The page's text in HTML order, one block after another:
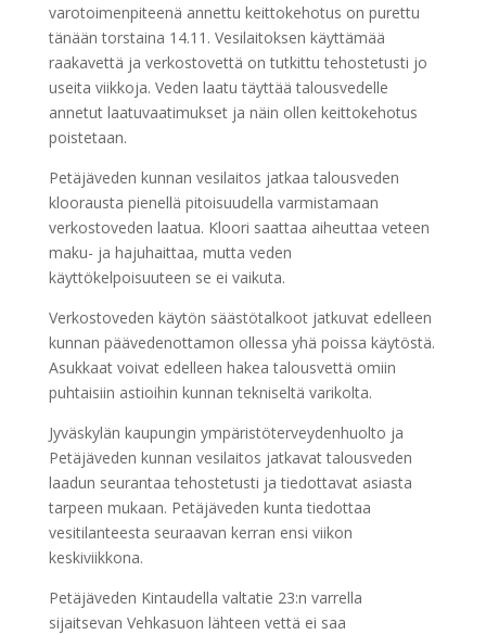
varotoimenpiteenä annettu keittokehotus on purettu
tänään torstaina 14.11. Vesilaitoksen käyttämää
raakavettä ja verkostovettä on tutkittu tehostetusti jo
useita viikkoja. Veden laatu täyttää talousvedelle
annetut laatuvaatimukset ja näin ollen keittokehotus
poistetaan.
Petäjäveden kunnan vesilaitos jatkaa talousveden
kloorausta pienellä pitoisuudella varmistamaan
verkostoveden laatua. Kloori saattaa aiheuttaa veteen
maku- ja hajuhaittaa, mutta veden
käyttökelpoisuuteen se ei vaikuta.
Verkostoveden käytön säästötalkoot jatkuvat edelleen
kunnan päävedenottamon ollessa yhä poissa käytöstä.
Asukkaat voivat edelleen hakea talousvettä omiin
puhtaisiin astioihin kunnan tekniseltä varikolta.
Jyväskylän kaupungin ympäristöterveydenhuolto ja
Petäjäveden kunnan vesilaitos jatkavat talousveden
laadun seurantaa tehostetusti ja tiedottavat asiasta
tarpeen mukaan. Petäjäveden kunta tiedottaa
vesitilanteesta seuraavan kerran ensi viikon
keskiviikkona.
Petäjäveden Kintaudella valtatie 23:n varrella
sijaitsevan Vehkasuon lähteen vettä ei saa